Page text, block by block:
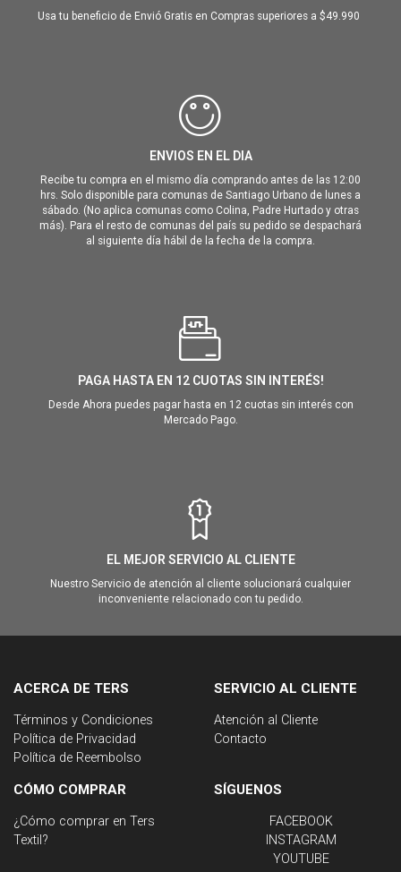
Usa tu beneficio de Envió Gratis en Compras superiores a $49.990
ENVIOS EN EL DIA
Recibe tu compra en el mismo día comprando antes de las 12:00
hrs. Solo disponible para comunas de Santiago Urbano de lunes a
sábado. (No aplica comunas como Colina, Padre Hurtado y otras
más). Para el resto de comunas del país su pedido se despachará
al siguiente día hábil de la fecha de la compra.
PAGA HASTA EN 12 CUOTAS SIN INTERÉS!
Desde Ahora puedes pagar hasta en 12 cuotas sin interés con
Mercado Pago.
EL MEJOR SERVICIO AL CLIENTE
Nuestro Servicio de atención al cliente solucionará cualquier
inconveniente relacionado con tu pedido.
ACERCA DE TERS
Términos y Condiciones
Política de Privacidad
Política de Reembolso
SERVICIO AL CLIENTE
Atención al Cliente
Contacto
CÓMO COMPRAR
¿Cómo comprar en Ters
Textil?
SÍGUENOS
FACEBOOK
INSTAGRAM
YOUTUBE